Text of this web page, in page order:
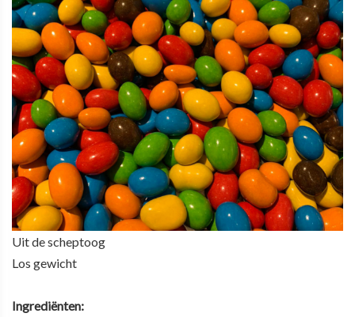
Uit de scheptoog
Los gewicht
Ingrediënten: